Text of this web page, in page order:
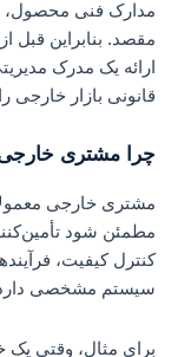
مدارک فنی محصول،
مقصد. بنابراین
ارائه یک مدرک
قانونی بازار خارجی
چرا مشتری خارجی
مشتری خارجی معمولاً
مطمئن شود
کنترل کیفیت،
سیستم مشخصی دارد.
برای مثال، وقتی یک